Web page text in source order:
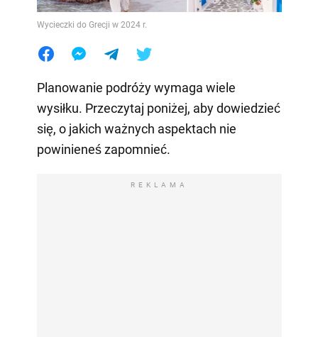
Wycieczki do Grecji w 2024 r.
Planowanie podróży wymaga wiele
wysiłku. Przeczytaj poniżej, aby dowiedzieć
się, o jakich ważnych aspektach nie
powinieneś zapomnieć.
REKLAMA